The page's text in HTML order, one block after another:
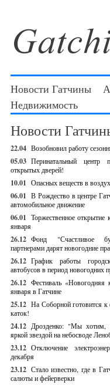
Новости Гатчины
Недвижимость
Новости
22.04 Возобновил работу
05.03 Перинатальный центр
открытых дверей!
10.01 Опасных веществ в
06.01 В Рождество в центре
автомобильное движение
06.01 Торжественное
января
26.12 Фонд "Счастливое
партнерами дарят новогодние
26.12 График работы
автобусов в период новогодних
26.12 Фестиваль
января в Гатчине
25.12 На Соборной готовится
каток!
24.12 Дрозденко: "Мы хотим,
яркой звездой на небосводе
23.12 Отключение
декабря
23.12 Стало известно, где в
салюты и фейерверки